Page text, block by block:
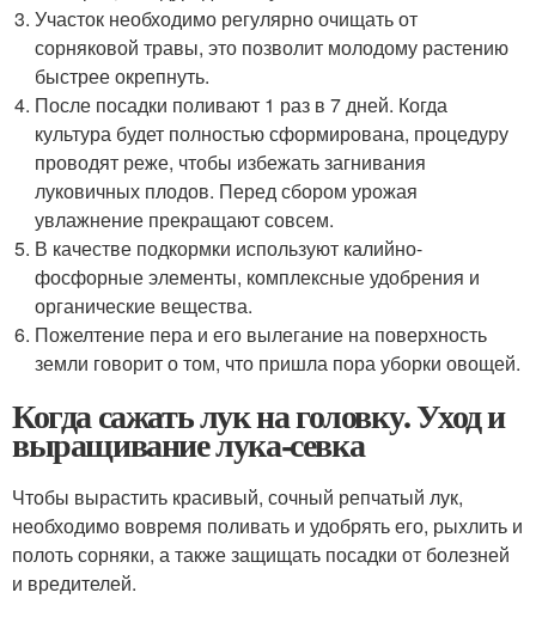
Участок необходимо регулярно очищать от
сорняковой травы, это позволит молодому растению
быстрее окрепнуть.
После посадки поливают 1 раз в 7 дней. Когда
культура будет полностью сформирована, процедуру
проводят реже, чтобы избежать загнивания
луковичных плодов. Перед сбором урожая
увлажнение прекращают совсем.
В качестве подкормки используют калийно-
фосфорные элементы, комплексные удобрения и
органические вещества.
Пожелтение пера и его вылегание на поверхность
земли говорит о том, что пришла пора уборки овощей.
Когда сажать лук на головку. Уход и
выращивание лука-севка
Чтобы вырастить красивый, сочный репчатый лук,
необходимо вовремя поливать и удобрять его, рыхлить и
полоть сорняки, а также защищать посадки от болезней
и вредителей.